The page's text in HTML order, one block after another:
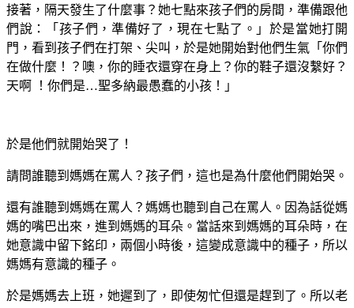
接著，隔天發生了什麼事？她七點來孩子們的房間，準備跟他
們說：「孩子們，準備好了，現在七點了。」於是當她打開
門，看到孩子們在打架、尖叫，於是她開始對他們生氣「你們
在做什麼！？噢，你的睡衣還穿在身上？你的鞋子還沒繫好？
天啊 ！你們是…聖多納最愚蠢的小孩！」
於是他們就開始哭了！
請問誰聽到媽媽在罵人？孩子們，這也是為什麼他們開始哭。
還有誰聽到媽媽在罵人？媽媽也聽到自己在罵人。因為話從媽
媽的嘴巴出來，進到媽媽的耳朵。當話來到媽媽的耳朵時，在
她意識中留下銘印，兩個小時後，這變成意識中的種子，所以
媽媽有意識的種子。
於是媽媽去上班，她遲到了，即使匆忙但還是趕到了。所以老